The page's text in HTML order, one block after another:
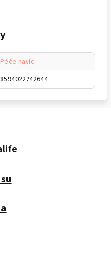
Péče navíc
8594022242644